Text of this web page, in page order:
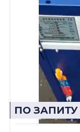
ПО ЗАПИТУ